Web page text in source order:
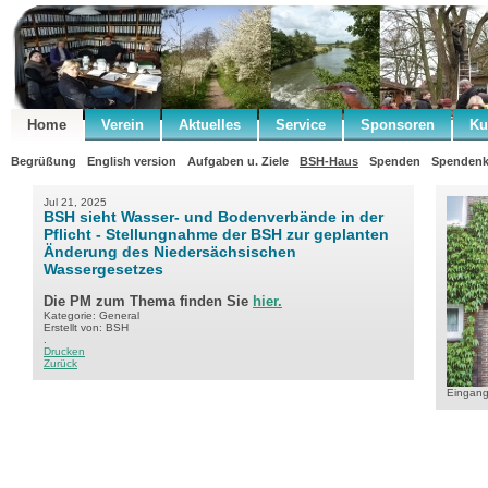
Home Verein Aktuelles Service Sponsoren
Begrüßung English version Aufgaben u. Ziele BSH-Haus Spenden
Jul 21, 2025
BSH sieht Wasser- und Bodenverbände in der
Pflicht - Stellungnahme der BSH zur geplanten
Änderung des Niedersächsischen
Wassergesetzes
Die PM zum Thema finden Sie hier.
Kategorie: General
Erstellt von: BSH
Drucken
Zurück